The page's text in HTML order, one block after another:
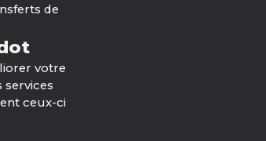
de
votre
services
ceux-ci